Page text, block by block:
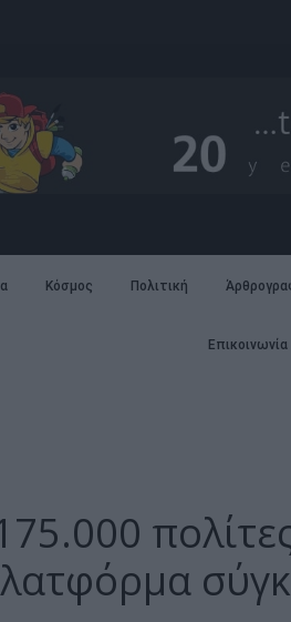
Κόσμος Πολιτική
Επικοινωνία